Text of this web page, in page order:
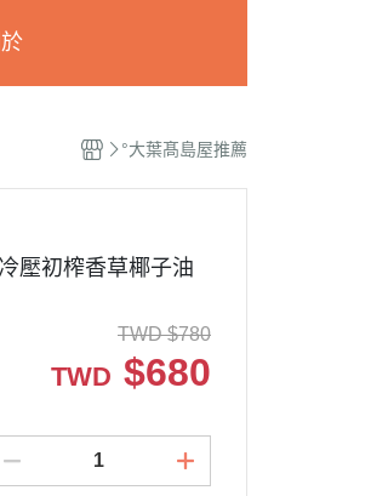
°大葉髙島屋推薦
壓初榨香草椰子油
TWD $780
TWD $680